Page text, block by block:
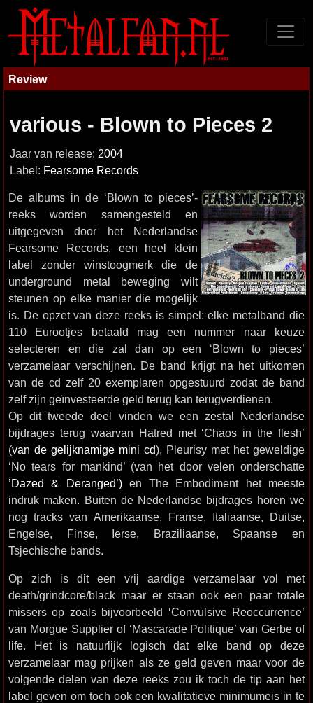
Review
various - Blown to Pieces 2
Jaar van release: 2004
Label: Fearsome Records
De albums in de ‘Blown to pieces’-
reeks worden samengesteld en
uitgegeven door het Nederlandse
Fearsome Records, een heel klein
label zonder winstoogmerk die de
underground metal beweging wilt
steunen op elke manier die mogelijk
is. De opzet van deze reeks is simpel: elke metalband die
110 Eurootjes betaald mag een nummer naar keuze
selecteren en die zal dan op een ‘Blown to pieces’
verzamelaar verschijnen. De band krijgt na het uitkomen
van de cd zelf 20 exemplaren opgestuurd zodat de band
zelf zijn geïnvesteerde geld terug kan terugverdienen.
Op dit tweede deel vinden we een zestal Nederlandse
bijdrages terug waarvan Hatred met ‘Chaos in the flesh’
(van de gelijknamige mini cd), Pleurisy met het geweldige
‘No tears for mankind’ (van het door velen onderschatte
’Dazed & Deranged’)en The Embodiment het meeste
indruk maken. Buiten de Nederlandse bijdrages horen we
nog tracks van Amerikaanse, Franse, Italiaanse, Duitse,
Engelse, Finse, Ierse, Braziliaanse, Spaanse en
Tsjechische bands.
Op zich is dit een vrij aardige verzamelaar vol met
death/grindcore/black maar er staan ook een paar totale
missers op zoals bijvoorbeeld ‘Convulsive Reoccurrence’
van Morgue Supplier of ‘Mascarade Politique’ van Gerbe of
life. Het is natuurlijk logisch dat elke band op deze
verzamelaar mag prijken als ze geld geven maar voor de
volgende delen van deze reeks zou ik toch de tip aan het
label geven om toch ook een kwalitatieve minimumeis in te